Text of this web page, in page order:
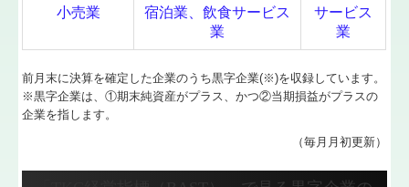
経営審査
補助金・助成金・融資情報
小売業
宿泊業、飲食サービス
業
サービス
業
前月末に決算を確定した企業のうち黒字企業(※)を収録しています。
※黒字企業は、①期末純資産がプラス、かつ②当期損益がプラスの
企業を指します。
（毎月月初更新）